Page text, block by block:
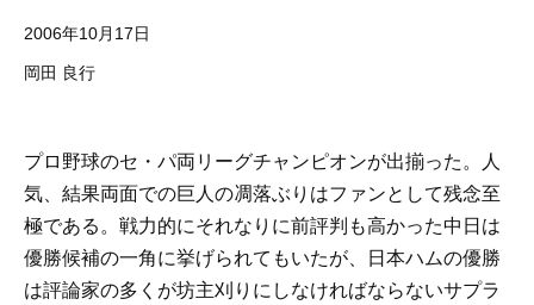
2006年10月17日
岡田 良行
プロ野球のセ・パ両リーグチャンピオンが出揃った。人
気、結果両面での巨人の凋落ぶりはファンとして残念至
極である。戦力的にそれなりに前評判も高かった中日は
優勝候補の一角に挙げられてもいたが、日本ハムの優勝
は評論家の多くが坊主刈りにしなければならないサプラ